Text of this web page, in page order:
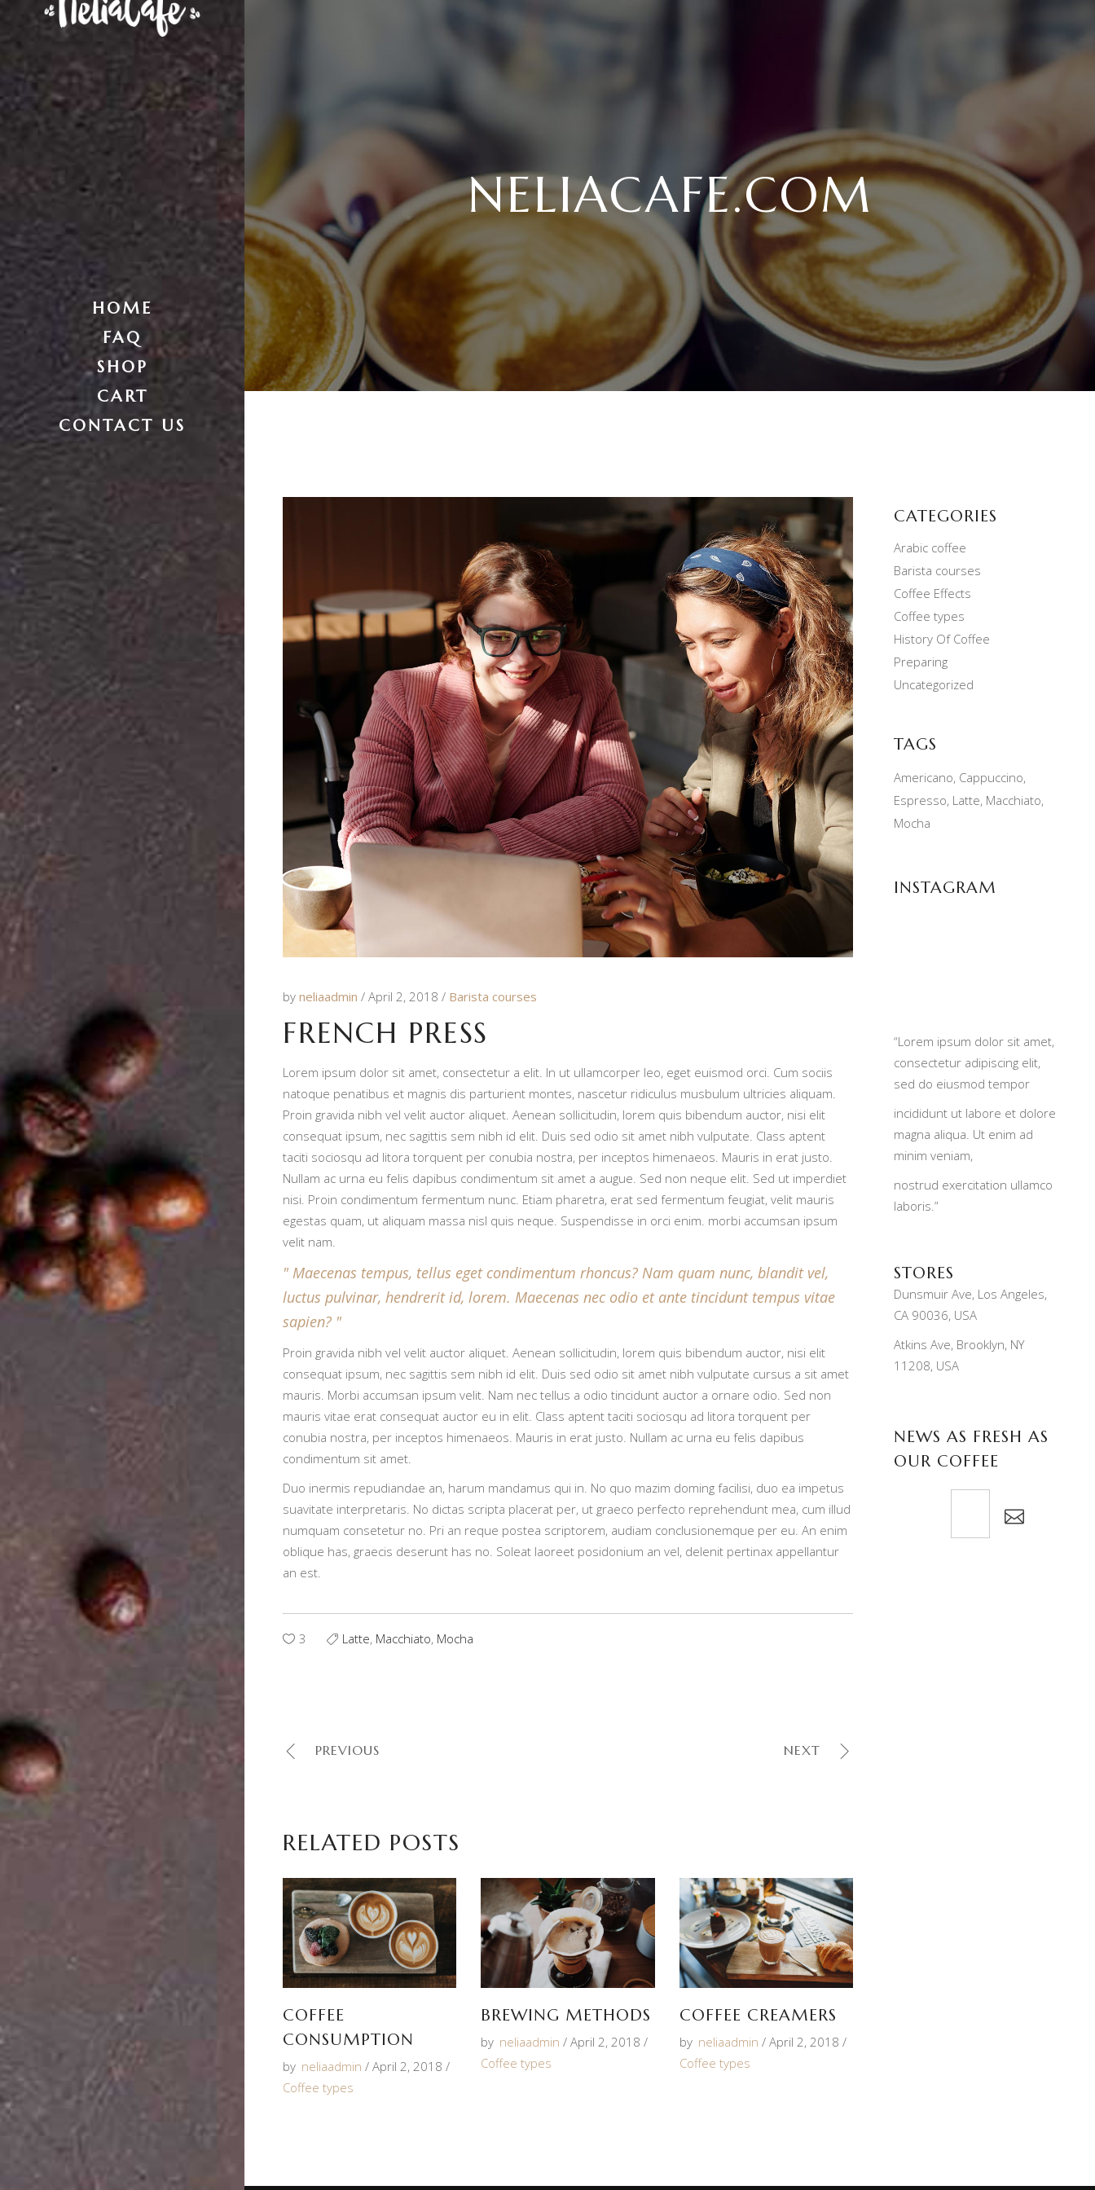
HOME
FAQ
SHOP
CART
CONTACT US
NELIACAFE.COM
by neliaadmin April 2, 2018 Barista courses
FRENCH PRESS
Lorem ipsum dolor sit amet, consectetur a elit. In ut ullamcorper leo, eget euismod orci. Cum sociis
natoque penatibus et magnis dis parturient montes, nascetur ridiculus musbulum ultricies aliquam.
Proin gravida nibh vel velit auctor aliquet. Aenean sollicitudin, lorem quis bibendum auctor, nisi elit
consequat ipsum, nec sagittis sem nibh id elit. Duis sed odio sit amet nibh vulputate. Class aptent
taciti sociosqu ad litora torquent per conubia nostra, per inceptos himenaeos. Mauris in erat justo.
Nullam ac urna eu felis dapibus condimentum sit amet a augue. Sed non neque elit. Sed ut imperdiet
nisi. Proin condimentum fermentum nunc. Etiam pharetra, erat sed fermentum feugiat, velit mauris
egestas quam, ut aliquam massa nisl quis neque. Suspendisse in orci enim. morbi accumsan ipsum
velit nam.
Maecenas tempus, tellus eget condimentum rhoncus? Nam quam nunc, blandit vel,
luctus pulvinar, hendrerit id, lorem. Maecenas nec odio et ante tincidunt tempus vitae
sapien?
Proin gravida nibh vel velit auctor aliquet. Aenean sollicitudin, lorem quis bibendum auctor, nisi elit
consequat ipsum, nec sagittis sem nibh id elit. Duis sed odio sit amet nibh vulputate cursus a sit amet
mauris. Morbi accumsan ipsum velit. Nam nec tellus a odio tincidunt auctor a ornare odio. Sed non
mauris vitae erat consequat auctor eu in elit. Class aptent taciti sociosqu ad litora torquent per
conubia nostra, per inceptos himenaeos. Mauris in erat justo. Nullam ac urna eu felis dapibus
condimentum sit amet.
Duo inermis repudiandae an, harum mandamus qui in. No quo mazim doming facilisi, duo ea impetus
suavitate interpretaris. No dictas scripta placerat per, ut graeco perfecto reprehendunt mea, cum illud
numquam consetetur no. Pri an reque postea scriptorem, audiam conclusionemque per eu. An enim
oblique has, graecis deserunt has no. Soleat laoreet posidonium an vel, delenit pertinax appellantur
an est.
3 Latte, Macchiato, Mocha
PREVIOUS NEXT
RELATED POSTS
COFFEE
CONSUMPTION
by neliaadmin
April 2, 2018
Coffee types
BREWING METHODS
by neliaadmin
April 2, 2018
Coffee types
COFFEE CREAMERS
by neliaadmin
April 2, 2018
Coffee types
CATEGORIES
Arabic coffee
Barista courses
Coffee Effects
Coffee types
History Of Coffee
Preparing
Uncategorized
TAGS
Americano Cappuccino
Espresso Latte Macchiato
Mocha
INSTAGRAM
“Lorem ipsum dolor sit amet,
consectetur adipiscing elit,
sed do eiusmod tempor
incididunt ut labore et dolore
magna aliqua. Ut enim ad
minim veniam,
nostrud exercitation ullamco
laboris.”
STORES
Dunsmuir Ave, Los Angeles,
CA 90036, USA
Atkins Ave, Brooklyn, NY
11208, USA
NEWS AS FRESH AS
OUR COFFEE